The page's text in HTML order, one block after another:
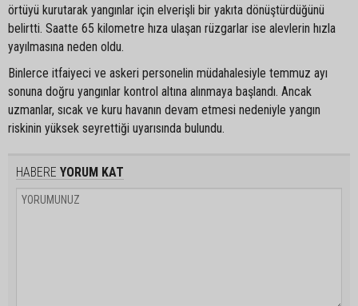
örtüyü kurutarak yangınlar için elverişli bir yakıta dönüştürdüğünü
belirtti. Saatte 65 kilometre hıza ulaşan rüzgarlar ise alevlerin hızla
yayılmasına neden oldu.
Binlerce itfaiyeci ve askeri personelin müdahalesiyle temmuz ayı
sonuna doğru yangınlar kontrol altına alınmaya başlandı. Ancak
uzmanlar, sıcak ve kuru havanın devam etmesi nedeniyle yangın
riskinin yüksek seyrettiği uyarısında bulundu.
HABERE YORUM KAT